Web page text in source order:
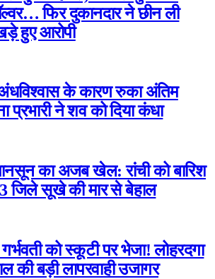
फिर दुकानदार ने छीन ली
हुए आरोपी
के कारण रुका अंतिम
प्रभारी ने शव को दिया कंधा
का अजब खेल: रांची को बारिश
जिले सूखे की मार से बेहाल
को स्कूटी पर भेजा! लोहरदगा
की बड़ी लापरवाही उजागर